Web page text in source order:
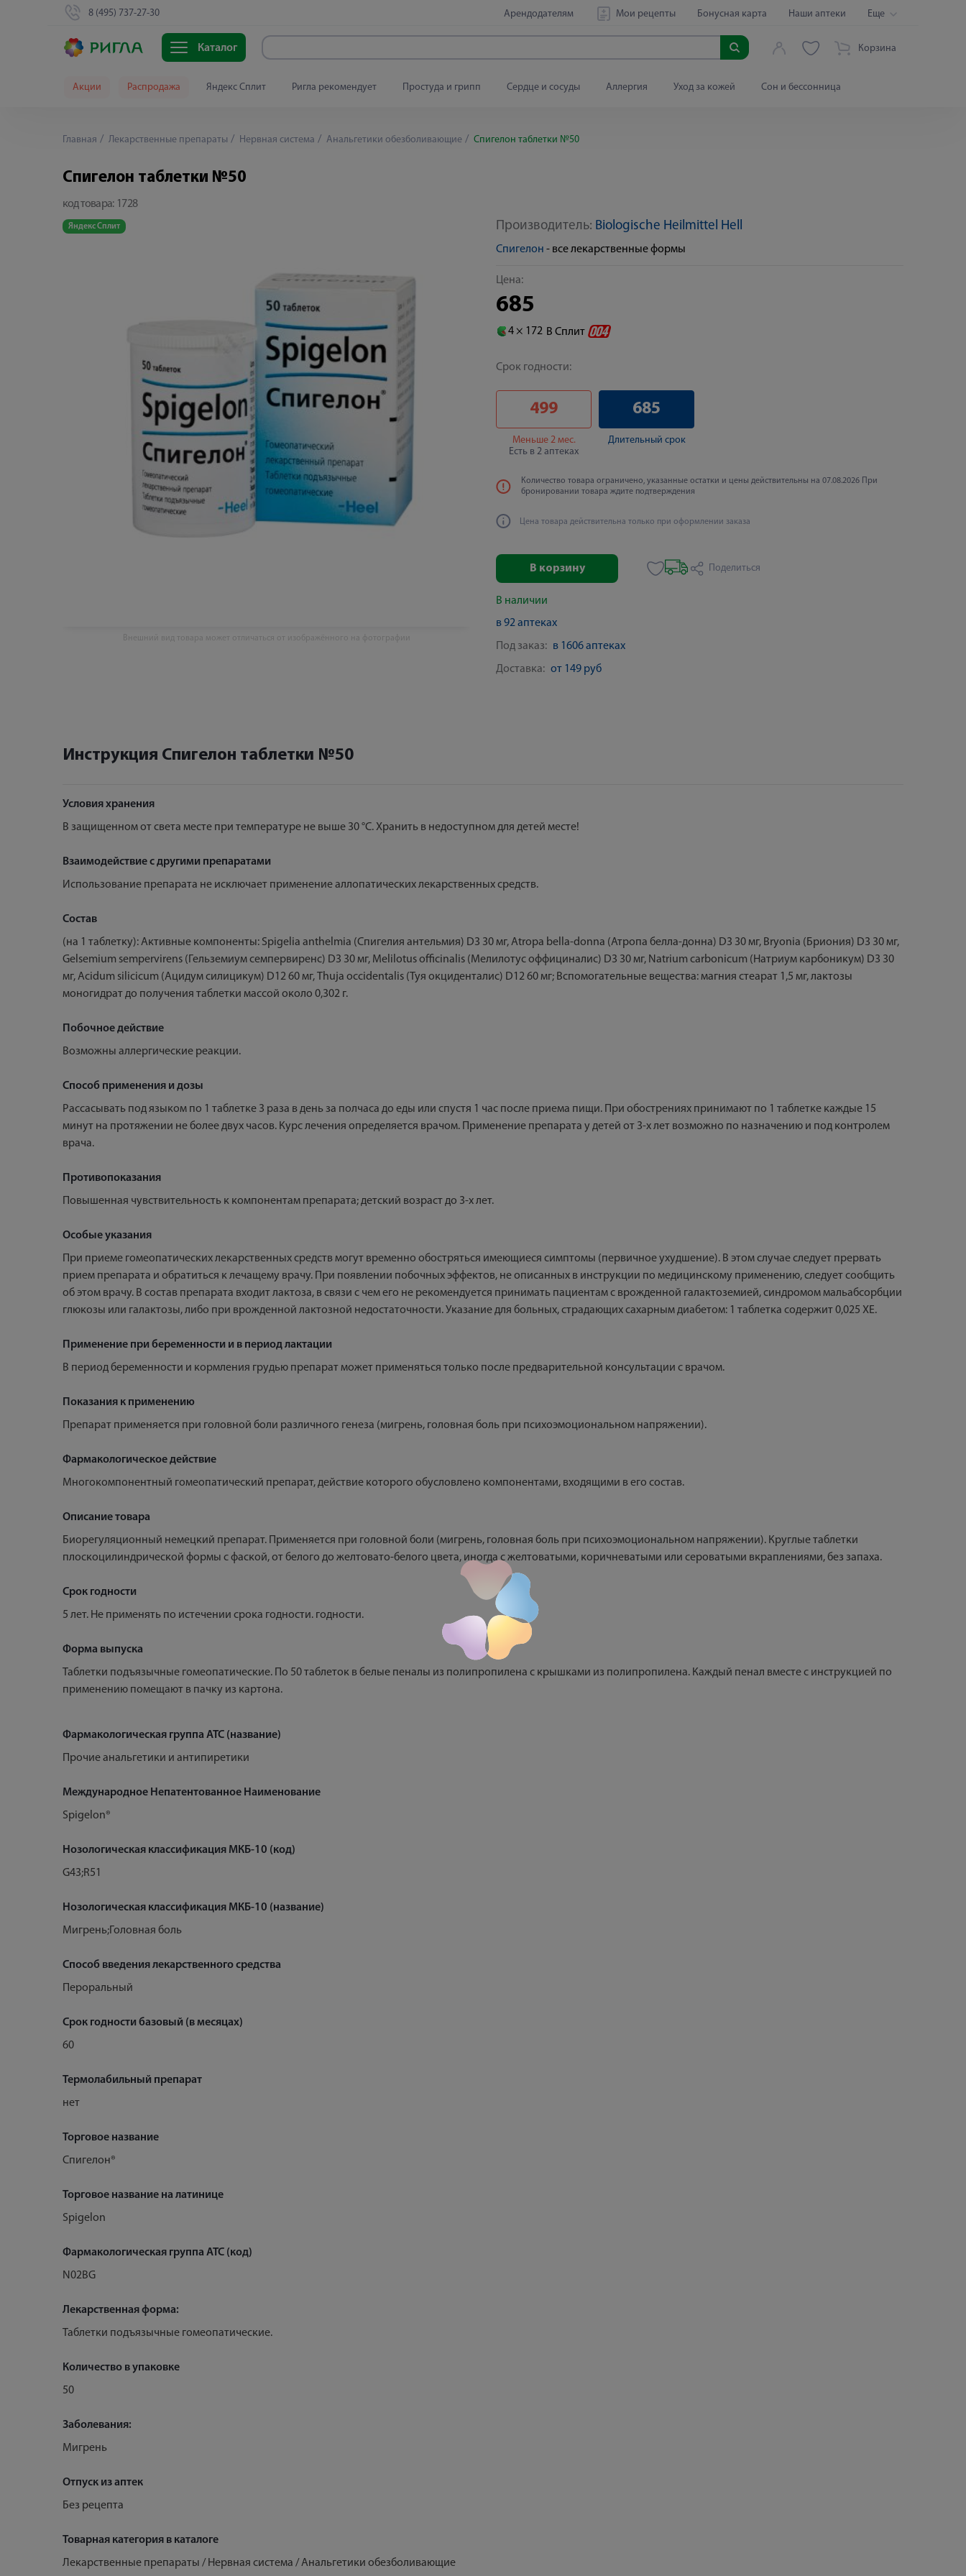
8 (495) 737-27-30 Арендодателям Мои рецепты Бонусная карта Наши аптеки Еще
Каталог Корзина
Акции Распродажа Яндекс Сплит Ригла рекомендует Простуда и грипп Сердце и сосуды Аллергия Уход за кожей Сон и бессонница
Главная Лекарственные препараты Нервная система Анальгетики обезболивающие Спигелон таблетки №50
Спигелон таблетки №50
код товара: 1728
Яндекс Сплит
Внешний вид товара может отличаться от изображённого на фотографии
Производитель: Biologische Heilmittel Hell
Спигелон - все лекарственные формы
Цена:
685
4 × 172 В Сплит
Срок годности:
499
Меньше 2 мес.
Есть в 2 аптеках
685
Длительный срок
Количество товара ограничено, указанные остатки и цены действительны на 07.08.2026 При
бронировании товара ждите подтверждения
Цена товара действительна только при оформлении заказа
В корзину Поделиться
В наличии
в 92 аптеках
Под заказ: в 1606 аптеках
Доставка: от 149 руб
Инструкция Спигелон таблетки №50
Условия хранения
В защищенном от света месте при температуре не выше 30 °С. Хранить в недоступном для детей месте!
Взаимодействие с другими препаратами
Использование препарата не исключает применение аллопатических лекарственных средств.
Состав
(на 1 таблетку): Активные компоненты: Spigelia anthelmia (Спигелия антельмия) D3 30 мг, Atropa bella-donna (Атропа белла-донна) D3 30 мг, Bryonia (Бриония) D3 30 мг,
Gelsemium sempervirens (Гельземиум семпервиренс) D3 30 мг, Melilotus officinalis (Мелилотус оффициналис) D3 30 мг, Natrium carbonicum (Натриум карбоникум) D3 30
мг, Acidum silicicum (Ацидум силицикум) D12 60 мг, Thuja occidentalis (Туя окциденталис) D12 60 мг; Вспомогательные вещества: магния стеарат 1,5 мг, лактозы
моногидрат до получения таблетки массой около 0,302 г.
Побочное действие
Возможны аллергические реакции.
Способ применения и дозы
Рассасывать под языком по 1 таблетке 3 раза в день за полчаса до еды или спустя 1 час после приема пищи. При обострениях принимают по 1 таблетке каждые 15
минут на протяжении не более двух часов. Курс лечения определяется врачом. Применение препарата у детей от 3-х лет возможно по назначению и под контролем
врача.
Противопоказания
Повышенная чувствительность к компонентам препарата; детский возраст до 3-х лет.
Особые указания
При приеме гомеопатических лекарственных средств могут временно обостряться имеющиеся симптомы (первичное ухудшение). В этом случае следует прервать
прием препарата и обратиться к лечащему врачу. При появлении побочных эффектов, не описанных в инструкции по медицинскому применению, следует сообщить
об этом врачу. В состав препарата входит лактоза, в связи с чем его не рекомендуется принимать пациентам с врожденной галактоземией, синдромом мальабсорбции
глюкозы или галактозы, либо при врожденной лактозной недостаточности. Указание для больных, страдающих сахарным диабетом: 1 таблетка содержит 0,025 ХЕ.
Применение при беременности и в период лактации
В период беременности и кормления грудью препарат может применяться только после предварительной консультации с врачом.
Показания к применению
Препарат применяется при головной боли различного генеза (мигрень, головная боль при психоэмоциональном напряжении).
Фармакологическое действие
Многокомпонентный гомеопатический препарат, действие которого обусловлено компонентами, входящими в его состав.
Описание товара
Биорегуляционный немецкий препарат. Применяется при головной боли (мигрень, головная боль при психоэмоциональном напряжении). Круглые таблетки
плоскоцилиндрической формы с фаской, от белого до желтовато-белого цвета, иногда с желтоватыми, коричневатыми или сероватыми вкраплениями, без запаха.
Срок годности
5 лет. Не применять по истечении срока годности. годности.
Форма выпуска
Таблетки подъязычные гомеопатические. По 50 таблеток в белые пеналы из полипропилена с крышками из полипропилена. Каждый пенал вместе с инструкцией по
применению помещают в пачку из картона.
Фармакологическая группа АТС (название)
Прочие анальгетики и антипиретики
Международное Непатентованное Наименование
Spigelon®
Нозологическая классификация МКБ-10 (код)
G43;R51
Нозологическая классификация МКБ-10 (название)
Мигрень;Головная боль
Способ введения лекарственного средства
Пероральный
Срок годности базовый (в месяцах)
60
Термолабильный препарат
нет
Торговое название
Спигелон®
Торговое название на латинице
Spigelon
Фармакологическая группа АТС (код)
N02BG
Лекарственная форма:
Таблетки подъязычные гомеопатические.
Количество в упаковке
50
Заболевания:
Мигрень
Отпуск из аптек
Без рецепта
Товарная категория в каталоге
Лекарственные препараты / Нервная система / Анальгетики обезболивающие